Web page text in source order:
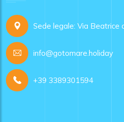
Sede legale: Via Beatrice
info@gotomare.holiday
+39 3389301594